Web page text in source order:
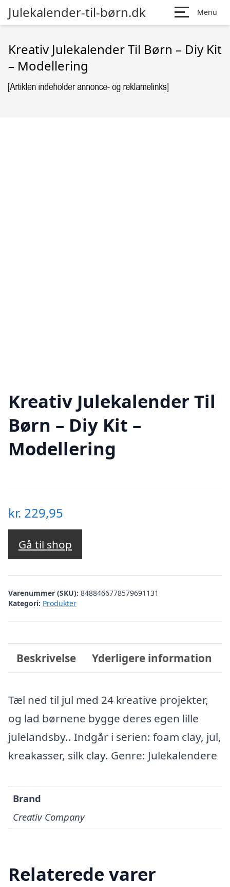
Julekalender-til-børn.dk Menu
Kreativ Julekalender Til Børn – Diy Kit
– Modellering
Kreativ Julekalender Til
Børn – Diy Kit –
Modellering
kr. 229,95
Gå til shop
Varenummer (SKU): 8488466778579691131
Kategori: Produkter
Beskrivelse Yderligere information
Tæl ned til jul med 24 kreative projekter,
og lad børnene bygge deres egen lille
julelandsby.. Indgår i serien: foam clay, jul,
kreakasser, silk clay. Genre: Julekalendere
Brand
Creativ Company
Relaterede varer